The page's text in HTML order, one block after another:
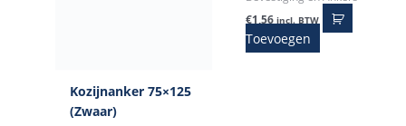
Kozijnanker 75×125
(Zwaar)
€1,56 incl. BTW
Toevoegen